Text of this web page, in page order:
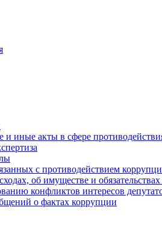
иные акты в сфере
с противодействием
об имуществе и
конфликтов интересов
о фактах коррупции